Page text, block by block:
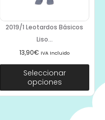
2019/1 Leotardos Básicos
Liso...
13,90€ IVA Incluido
Seleccionar
opciones